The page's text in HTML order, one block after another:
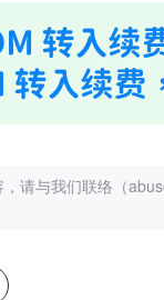
请与我们联络（